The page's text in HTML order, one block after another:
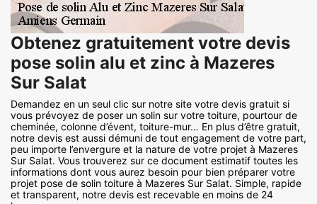
Obtenez gratuitement votre devis
pose solin alu et zinc à Mazeres
Sur Salat
Demandez en un seul clic sur notre site votre devis gratuit si
vous prévoyez de poser un solin sur votre toiture, pourtour de
cheminée, colonne d’évent, toiture-mur… En plus d’être gratuit,
notre devis est aussi démuni de tout engagement de votre part,
peu importe l’envergure et la nature de votre projet à Mazeres
Sur Salat. Vous trouverez sur ce document estimatif toutes les
informations dont vous aurez besoin pour bien préparer votre
projet pose de solin toiture à Mazeres Sur Salat. Simple, rapide
et transparent, notre devis est recevable en moins de 24